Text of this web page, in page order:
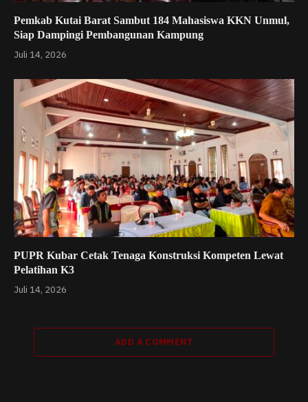
Pemkab Kutai Barat Sambut 184 Mahasiswa KKN Unmul,
Siap Dampingi Pembangunan Kampung
Juli 14, 2026
PUPR Kubar Cetak Tenaga Konstruksi Kompeten Lewat
Pelatihan K3
Juli 14, 2026
ADD A COMMENT